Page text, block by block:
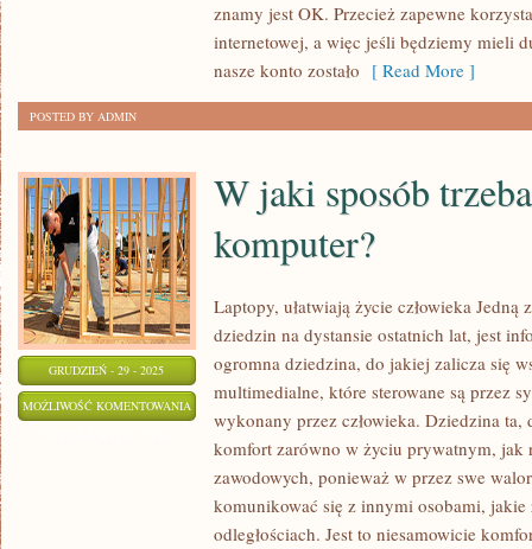
SWÓJ
KOMPUTER?
znamy jest OK. Przecież zapewne
internetowej, a więc jeśli będziemy mieli
nasze konto zostało [ Read More ]
POSTED BY ADMIN
GRUDZIEŃ - 29 - 2025
MOŻLIWOŚĆ KOMENTOWANIA
W jaki sposób
komputer?
Laptopy, ułatwiają życie człowieka Jedną
dziedzin na dystansie ostatnich lat, jest
ogromna dziedzina, do jakiej zalicza się
multimedialne, które sterowane są przez
wykonany przez człowieka. Dziedzina ta,
komfort zarówno w życiu prywatnym, jak
zawodowych, ponieważ w przez swe
komunikować się z innymi osobami, jakie
odległościach. Jest to niesamowicie